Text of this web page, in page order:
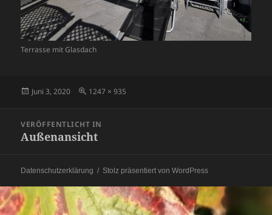
Terrasse mit Glasdach
Veröffentlicht
Juni 3, 2020 Originalgröße
1247 × 935
VERÖFFENTLICHT IN
Außenansicht
Datenschutzerklärung Stolz präsentiert von WordPress